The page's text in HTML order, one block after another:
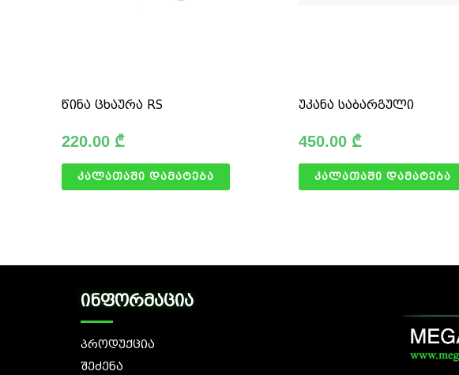
წინა ცხაურა RS
220.00 ₾
კალათაში დამატება
უკანა საბარგული
450.00 ₾
კალათაში დამატება
ინფორმაცია
პროდუქცია
შეძენა